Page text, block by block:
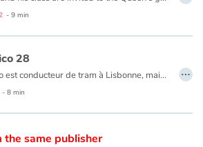
- 9 min
28
Amadeo est conducteur de tram à Lisbonne, mais pas un conducteur de tram comme les autres. Dans son Éléctrico 28, c’est le grand bonheur : les gens tombent tous amoureux grâce à sa panoplie de manœuvres habiles et amusantes. Tous ? Sauf Amadeo lui-même, qui a pourtant un cœur grand comme ça… Au bout de sa course, le conducteur de ce tramway emblématique de la capitale portugaise trouvera-t-il sa dulcinée ?
- 8 min
…
the same publisher